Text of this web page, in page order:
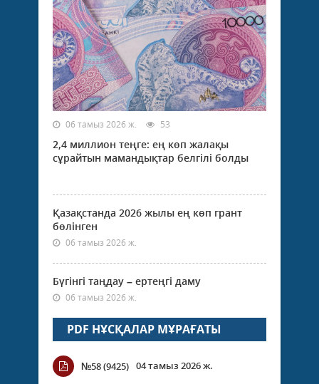
06 тамыз 2026 ж. 53
2,4 миллион теңге: ең көп жалақы
сұрайтын мамандықтар белгілі болды
Қазақстанда 2026 жылы ең көп грант
бөлінген
06 тамыз 2026 ж.
Бүгінгі таңдау – ертеңгі даму
06 тамыз 2026 ж.
PDF НҰСҚАЛАР МҰРАҒАТЫ
№58 (9425) 04 тамыз 2026 ж.